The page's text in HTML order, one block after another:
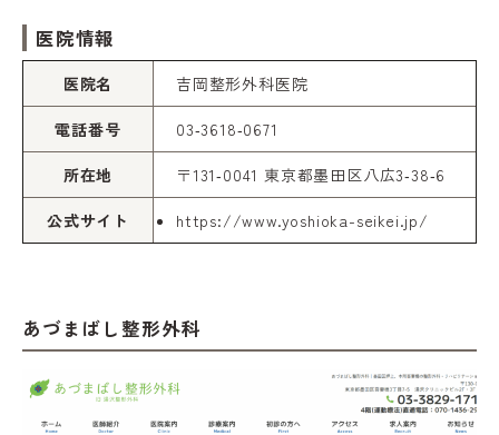
医院情報
医院名 吉岡整形外科医院
電話番号 03‑3618‑0671
所在地 〒131‑0041 東京都墨田区八広3‑38‑6
公式サイト https://www.yoshioka-seikei.jp/
あづまばし整形外科